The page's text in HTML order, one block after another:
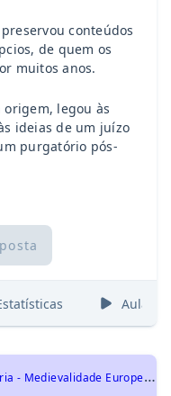
conteúdos
de quem os
muitos anos.
legou às
ideias de um juízo
purgatório pós-
Aulas
C
ESMAC 2015 - História - Medievalidade Europeia, História Geral